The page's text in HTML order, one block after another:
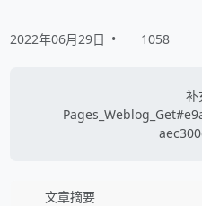
2022年06月29日 • 1058
补
文章摘要